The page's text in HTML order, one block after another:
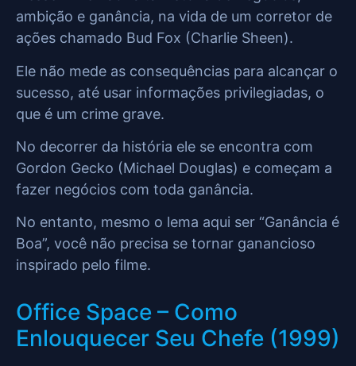
ambição e ganância, na vida de um corretor de
ações chamado Bud Fox (Charlie Sheen).
Ele não mede as consequências para alcançar o
sucesso, até usar informações privilegiadas, o
que é um crime grave.
No decorrer da história ele se encontra com
Gordon Gecko (Michael Douglas) e começam a
fazer negócios com toda ganância.
No entanto, mesmo o lema aqui ser “Ganância é
Boa”, você não precisa se tornar ganancioso
inspirado pelo filme.
Office Space – Como
Enlouquecer Seu Chefe (1999)